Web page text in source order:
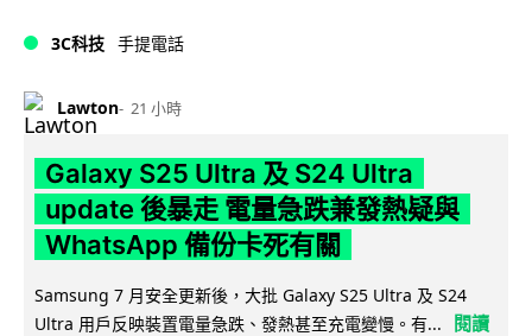
3C科技 手提電話
Lawton 21 小時
Galaxy S25 Ultra 及 S24 Ultra
update 後暴走 電量急跌兼發熱疑與
WhatsApp 備份卡死有關
Samsung 7 月安全更新後，大批 Galaxy S25 Ultra 及 S24
Ultra 用戶反映裝置電量急跌、發熱甚至充電變慢。有...
閱讀